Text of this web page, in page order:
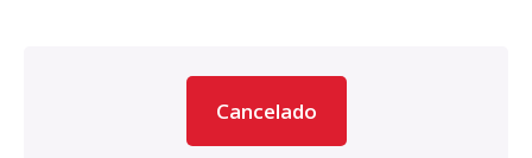
Cancelado